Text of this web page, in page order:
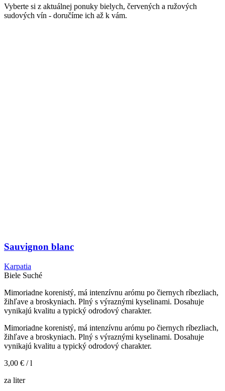
Vyberte si z aktuálnej ponuky bielych, červených a ružových
sudových vín - doručíme ich až k vám.
Sauvignon blanc
Karpatia
Biele Suché
Mimoriadne korenistý, má intenzívnu arómu po čiernych ríbezliach,
žihľave a broskyniach. Plný s výraznými kyselinami. Dosahuje
vynikajú kvalitu a typický odrodový charakter.
Mimoriadne korenistý, má intenzívnu arómu po čiernych ríbezliach,
žihľave a broskyniach. Plný s výraznými kyselinami. Dosahuje
vynikajú kvalitu a typický odrodový charakter.
3,00 € / l
za liter